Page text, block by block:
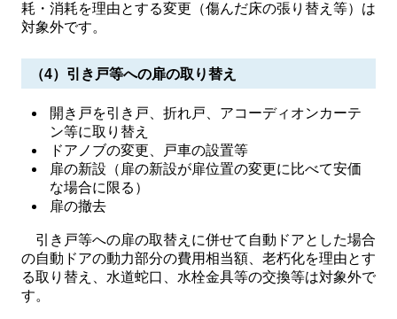
耗・消耗を理由とする変更（傷んだ床の張り替え等）は
対象外です。
（4）引き戸等への扉の取り替え
開き戸を引き戸、折れ戸、アコーディオンカーテ
ン等に取り替え
ドアノブの変更、戸車の設置等
扉の新設（扉の新設が扉位置の変更に比べて安価
な場合に限る）
​扉の撤去
引き戸等への扉の取替えに併せて自動ドアとした場合
の自動ドアの動力部分の費用相当額、老朽化を理由とす
る取り替え、水道蛇口、水栓金具等の交換等は対象外で
す。